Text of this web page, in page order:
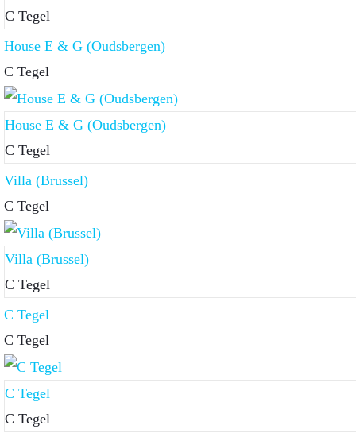
C Tegel
House E & G (Oudsbergen)
C Tegel
House E & G (Oudsbergen)
C Tegel
Villa (Brussel)
C Tegel
Villa (Brussel)
C Tegel
C Tegel
C Tegel
C Tegel
C Tegel